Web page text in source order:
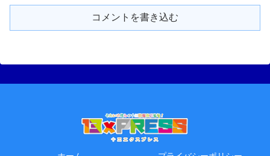
コメントを書き込む